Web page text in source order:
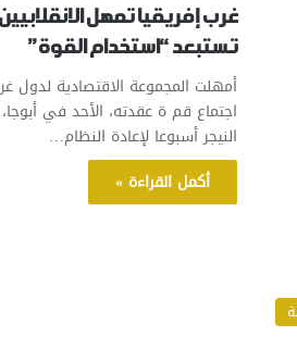
غرب إفريقيا تمهل
تستبعد “استخدام القوة”
أمهلت المجموعة الاقتصادية لدول
اجتماع قم ة عقدته، الأحد في أبوجا،
النيجر أسبوعا لإعادة النظام…
أكمل القراءة »